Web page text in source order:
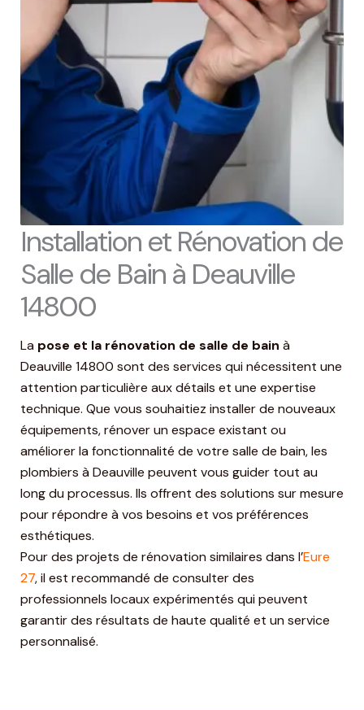
Installation et Rénovation de
Salle de Bain à Deauville
14800
La pose et la rénovation de salle de bain à
Deauville 14800 sont des services qui nécessitent une
attention particulière aux détails et une expertise
technique. Que vous souhaitiez installer de nouveaux
équipements, rénover un espace existant ou
améliorer la fonctionnalité de votre salle de bain, les
plombiers à Deauville peuvent vous guider tout au
long du processus. Ils offrent des solutions sur mesure
pour répondre à vos besoins et vos préférences
esthétiques.
Pour des projets de rénovation similaires dans l’Eure
27, il est recommandé de consulter des
professionnels locaux expérimentés qui peuvent
garantir des résultats de haute qualité et un service
personnalisé.